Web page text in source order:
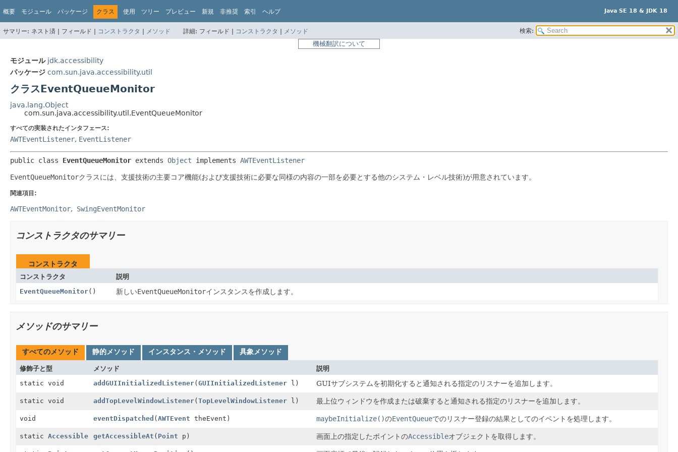
Java SE 18 & JDK 18
概要 モジュール パッケージ クラス 使用 ツリー プレビュー 新規 非推奨 索引 ヘルプ
サマリー: ネスト済 | フィールド | コンストラクタ | メソッド 詳細: フィールド | コンストラクタ | メソッド 検索:
機械翻訳について
モジュール jdk.accessibility
パッケージ com.sun.java.accessibility.util
クラスEventQueueMonitor
java.lang.Object
com.sun.java.accessibility.util.EventQueueMonitor
すべての実装されたインタフェース:
AWTEventListener, EventListener
public class EventQueueMonitor extends Object implements AWTEventListener
EventQueueMonitorクラスには、支援技術の主要コア機能(および支援技術に必要な同様の内容の一部を必要とする他のシステム・レベル技術)が用意されています。
関連項目:
AWTEventMonitor SwingEventMonitor
コンストラクタのサマリー
コンストラクタ
コンストラクタ
説明
EventQueueMonitor() 新しいEventQueueMonitorインスタンスを作成します。
メソッドのサマリー
すべてのメソッド 静的メソッド インスタンス・メソッド 具象メソッド
修飾子と型 メソッド
説明
static void
addGUIInitializedListener(GUIInitializedListener l) GUIサブシステムを初期化すると通知される指定のリスナーを追加します。
static void addTopLevelWindowListener(TopLevelWindowListener l) 最上位ウィンドウを作成または破棄すると通知される指定のリスナーを追加します。
void eventDispatched (AWTEvent theEvent) maybeInitialize()のEventQueueでのリスナー登録の結果としてのイベントを処理します。
static Accessible getAccessibleAt ( Point p) 画面上の指定したポイントのAccessibleオブジェクトを取得します。